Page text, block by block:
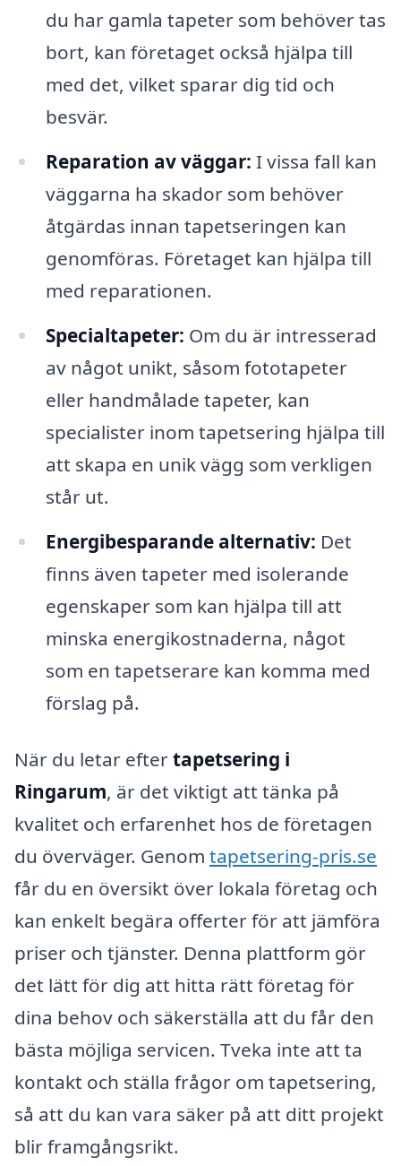
du har gamla tapeter som behöver tas
bort, kan företaget också hjälpa till
med det, vilket sparar dig tid och
besvär.
Reparation av väggar: I vissa fall kan
väggarna ha skador som behöver
åtgärdas innan tapetseringen kan
genomföras. Företaget kan hjälpa till
med reparationen.
Specialtapeter: Om du är intresserad
av något unikt, såsom fototapeter
eller handmålade tapeter, kan
specialister inom tapetsering hjälpa till
att skapa en unik vägg som verkligen
står ut.
Energibesparande alternativ: Det
finns även tapeter med isolerande
egenskaper som kan hjälpa till att
minska energikostnaderna, något
som en tapetserare kan komma med
förslag på.
När du letar eftertapetsering i
Ringarum, är det viktigt att tänka på
kvalitet och erfarenhet hos de företagen
du överväger. Genom tapetsering-pris.se
får du en översikt över lokala företag och
kan enkelt begära offerter för att jämföra
priser och tjänster. Denna plattform gör
det lätt för dig att hitta rätt företag för
dina behov och säkerställa att du får den
bästa möjliga servicen. Tveka inte att ta
kontakt och ställa frågor om tapetsering,
så att du kan vara säker på att ditt projekt
blir framgångsrikt.